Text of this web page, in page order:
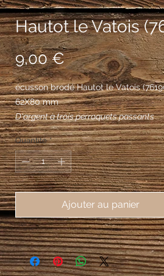
Hautot le Vatois
9,00 €Prix
écusson brodé Hautot le Vatois
62X80 mm
D'argent à trois perroquets passants
contournés de sinople, becqués et
de gueules, regardant vers dextre.
Quantité *
Ajouter au panier